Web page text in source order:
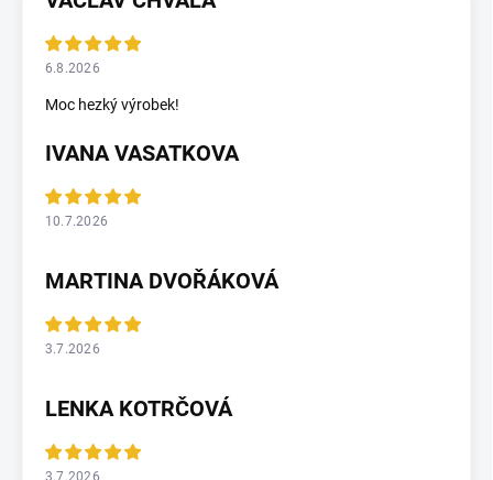
6.8.2026
Moc hezký výrobek!
IVANA VASATKOVA
10.7.2026
MARTINA DVOŘÁKOVÁ
3.7.2026
LENKA KOTRČOVÁ
3.7.2026